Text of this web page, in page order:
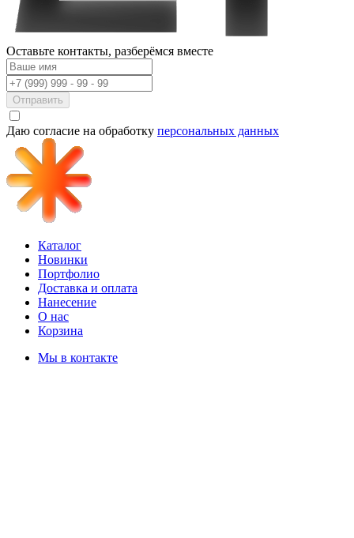
Оставьте контакты, разберёмся вместе
Отправить
Даю согласие на обработку персональных данных
Каталог
Новинки
Портфолио
Доставка и оплата
Нанесение
О нас
Корзина
Мы в контакте